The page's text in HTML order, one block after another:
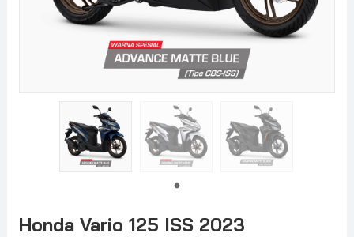
Honda Vario 125 ISS 2023